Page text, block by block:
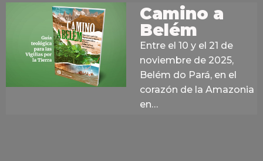
Camino a
Belém
Entre el 10 y el 21 de
noviembre de 2025,
Belém do Pará, en el
corazón de la Amazonia
en…